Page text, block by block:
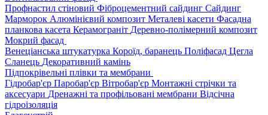
Профнастил стіновий Фіброцементний сайдинг Сайдинг
Марморок Алюмінієвий композит Металеві касети Фасадна
планкова касета Керамограніт Деревно-полімерний композит
Мокрий фасад
Венеціанська штукатурка Короїд, баранець Поліфасад Цегла
Сланець Декоративний камінь
Підпокрівельні плівки та мембрани
Гідробар'єр Паробар'єр Вітробар'єр Монтажні стрічки та
аксесуари Дренажні та профільовані мембрани Відсічна
гідроізоляція